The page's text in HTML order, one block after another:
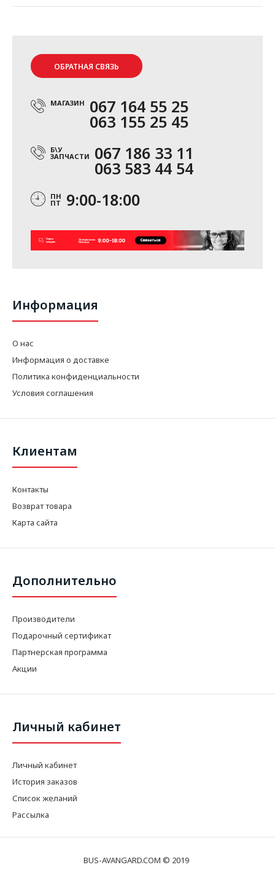
ОБРАТНАЯ СВЯЗЬ
МАГАЗИН 067 164 55 25
063 155 25 45
Б\У
ЗАПЧАСТИ 067 186 33 11
063 583 44 54
ПН
ПТ 9:00-18:00
Информация
О нас
Информация о доставке
Политика конфиденциальности
Условия соглашения
Клиентам
Контакты
Возврат товара
Карта сайта
Дополнительно
Производители
Подарочный сертификат
Партнерская программа
Акции
Личный кабинет
Личный кабинет
История заказов
Список желаний
Рассылка
BUS-AVANGARD.COM © 2019